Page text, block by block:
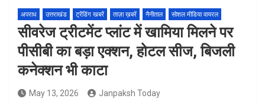
अपराध उत्तराखंड ट्रेंडिंग खबरें ताज़ा ख़बरें नैनीताल सोशल मीडिया वायरल
सीवरेज ट्रीटमेंट प्लांट में खामिया मिलने पर
पीसीबी का बड़ा एक्शन, होटल सीज, बिजली
कनेक्शन भी काटा
May 13, 2026 Janpaksh Today